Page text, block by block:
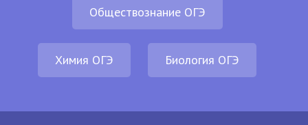
Обществознание ОГЭ
Химия ОГЭ Биология ОГЭ